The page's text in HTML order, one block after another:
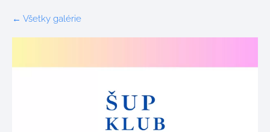
Všetky galérie